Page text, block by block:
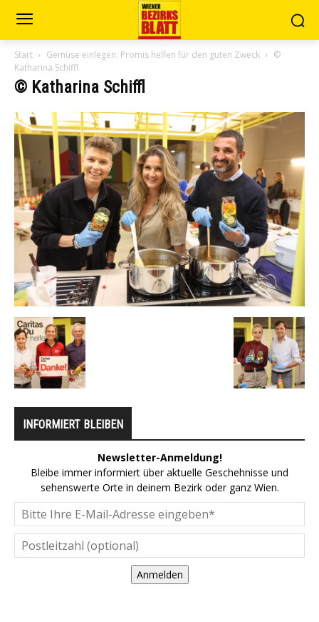
Start Gemüse einlegen: Promis helfen für den guten Zweck
©
Katharina Schiffl
© Katharina Schiffl
INFORMIERT BLEIBEN
Newsletter-Anmeldung!
Bleibe immer informiert über aktuelle Geschehnisse und
sehenswerte Orte in deinem Bezirk oder ganz Wien.
Anmelden